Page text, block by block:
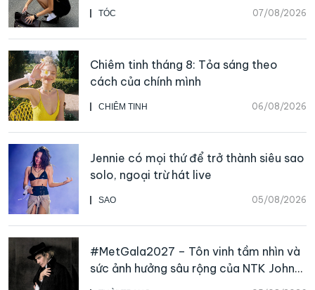
TÓC 07/08/2026
CHIÊM TINH 06/08/2026
Chiêm tinh tháng 8: Tỏa sáng theo
cách của chính mình
SAO 05/08/2026
Jennie có mọi thứ để trở thành siêu sao
solo, ngoại trừ hát live
#MetGala2027 – Tôn vinh tầm nhìn và
sức ảnh hưởng sâu rộng của NTK John
Galliano